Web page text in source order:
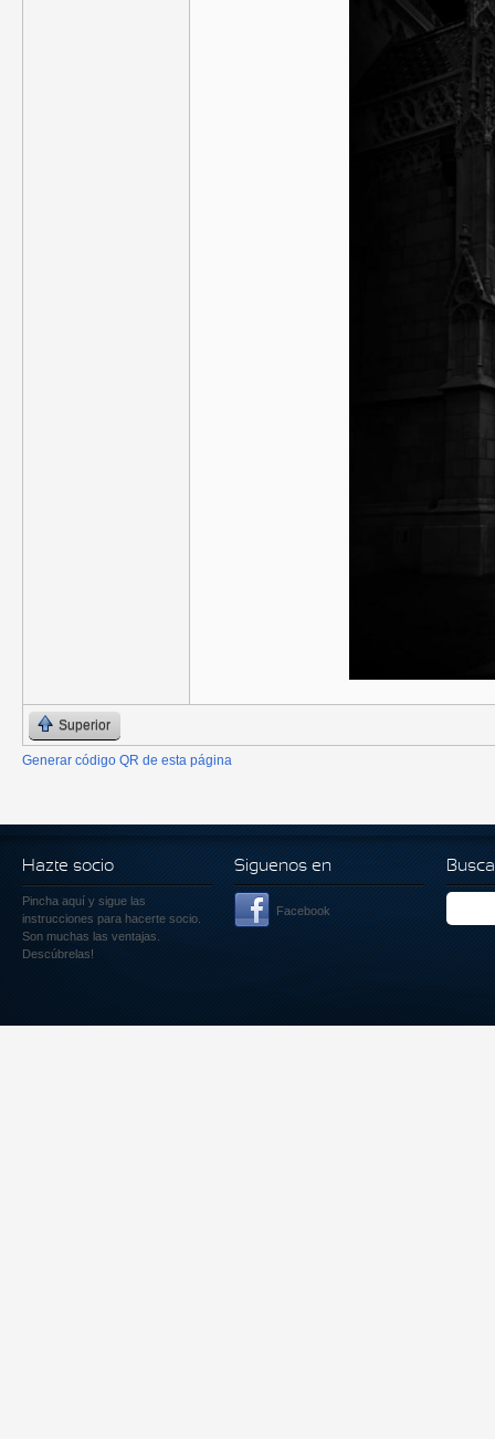
Superior
Generar código QR de esta página
Hazte socio
Pincha aquí y sigue las
instrucciones para hacerte socio.
Son muchas las ventajas.
Descúbrelas!
Siguenos en
Facebook